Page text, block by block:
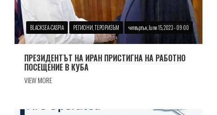
BLACKSEA-CASPIA РЕГИОНИ, ТЕРОРИЗЪМ четвъртък, June 15, 2023 - 09:00
ПРЕЗИДЕНТЪТ НА ИРАН ПРИСТИГНА НА РАБОТНО
ПОСЕЩЕНИЕ В КУБА
VIEW MORE